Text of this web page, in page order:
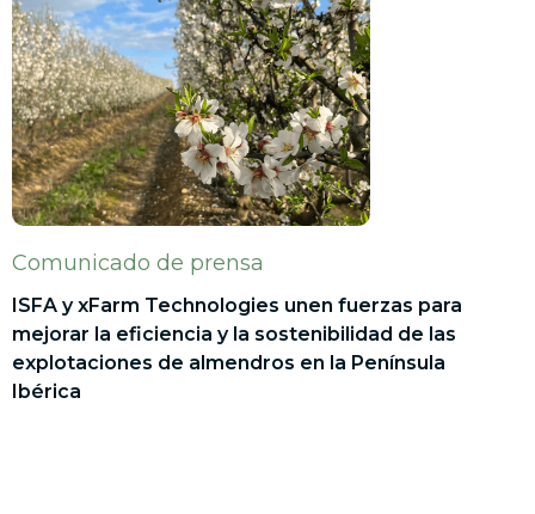
Comunicado de prensa
ISFA y xFarm Technologies unen fuerzas para
mejorar la eficiencia y la sostenibilidad de las
explotaciones de almendros en la Península
Ibérica